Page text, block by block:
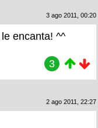
3 ago 2011, 00:20
encanta! ^^
3
2 ago 2011, 22:27